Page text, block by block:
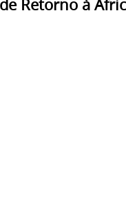
Retorno à